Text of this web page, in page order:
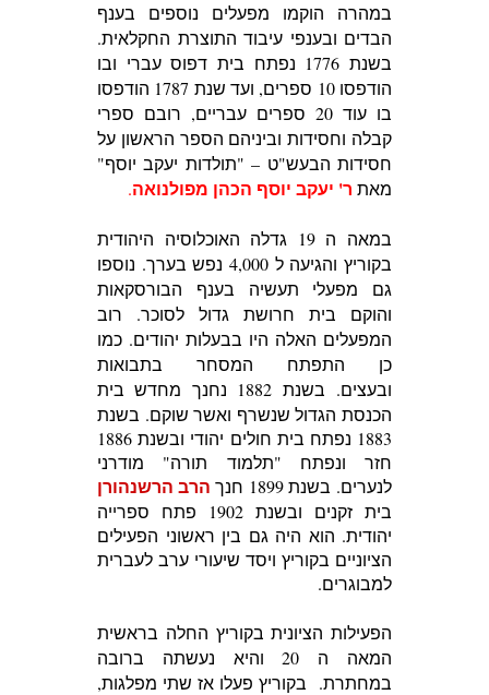
במהרה הוקמו מפעלים נוספים בענף
הבדים ובענפי עיבוד התוצרת החקלאית.
בשנת 1776 נפתח בית דפוס עברי ובו
הודפסו 10 ספרים, ועד שנת 1787 הודפסו
בו עוד 20 ספרים עבריים, רובם ספרי
קבלה וחסידות וביניהם הספר הראשון על
חסידות הבעש"ט – "תולדות יעקב יוסף"
מאת ר' יעקב יוסף הכהן מפולנואה.
במאה ה 19 גדלה האוכלוסיה היהודית
בקוריץ והגיעה ל 4,000 נפש בערך. נוספו
גם מפעלי תעשיה בענף הבורסקאות
והוקם בית חרושת גדול לסוכר. רוב
המפעלים האלה היו בבעלות יהודים. כמו
כן התפתח המסחר בתבואות
ובעצים.
בשנת 1882 נחנך מחדש בית
הכנסת הגדול שנשרף ואשר שוקם. בשנת
1883 נפתח בית חולים יהודי ובשנת 1886
חזר ונפתח "תלמוד תורה" מודרני
לנערים. בשנת 1899 חנך הרב הרשנהורן
בית זקנים ובשנת 1902 פתח ספרייה
יהודית. הוא היה גם בין ראשוני הפעילים
הציוניים בקוריץ ויסד שיעורי ערב לעברית
למבוגרים.
הפעילות הציונית בקוריץ החלה בראשית
המאה ה 20 והיא נעשתה ברובה
במחתרת. בקוריץ פעלו אז שתי מפלגות,